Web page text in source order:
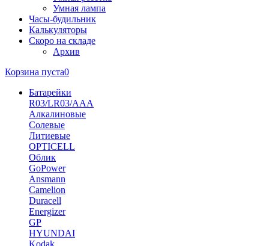
Умная лампа
Часы-будильник
Калькуляторы
Скоро на складе
Архив
Корзина пуста0
Батарейки
R03/LR03/AAA
Алкалиновые
Солевые
Литиевые
OPTICELL
Облик
GoPower
Ansmann
Camelion
Duracell
Energizer
GP
HYUNDAI
Kodak